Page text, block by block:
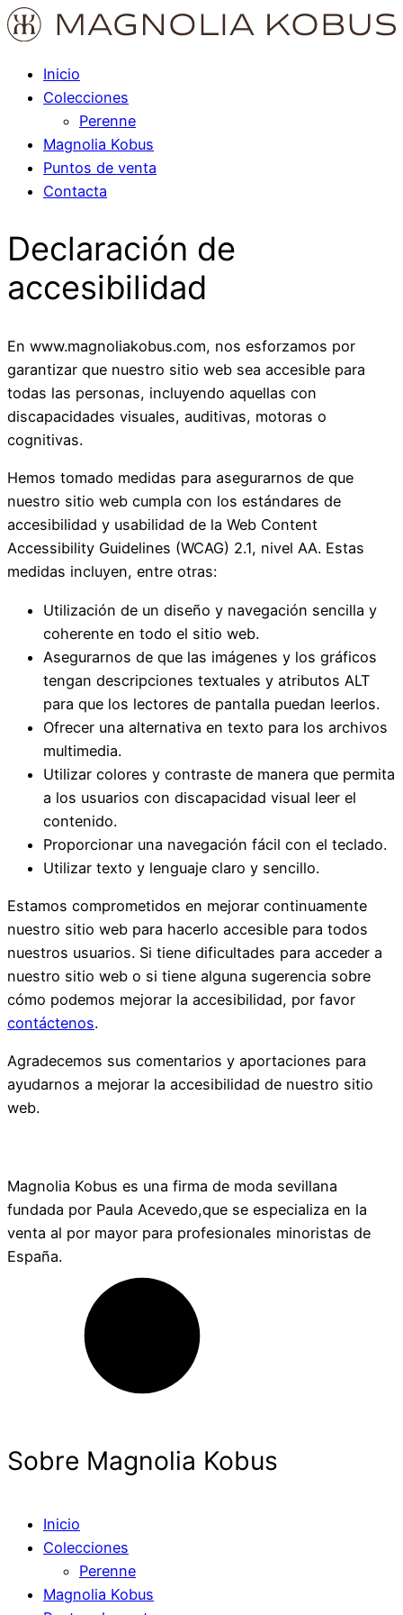
Inicio
Colecciones
Perenne
Magnolia Kobus
Puntos de venta
Contacta
Declaración de
accesibilidad
En www.magnoliakobus.com, nos esforzamos por
garantizar que nuestro sitio web sea accesible para
todas las personas, incluyendo aquellas con
discapacidades visuales, auditivas, motoras o
cognitivas.
Hemos tomado medidas para asegurarnos de que
nuestro sitio web cumpla con los estándares de
accesibilidad y usabilidad de la Web Content
Accessibility Guidelines (WCAG) 2.1, nivel AA. Estas
medidas incluyen, entre otras:
Utilización de un diseño y navegación sencilla y
coherente en todo el sitio web.
Asegurarnos de que las imágenes y los gráficos
tengan descripciones textuales y atributos ALT
para que los lectores de pantalla puedan leerlos.
Ofrecer una alternativa en texto para los archivos
multimedia.
Utilizar colores y contraste de manera que permita
a los usuarios con discapacidad visual leer el
contenido.
Proporcionar una navegación fácil con el teclado.
Utilizar texto y lenguaje claro y sencillo.
Estamos comprometidos en mejorar continuamente
nuestro sitio web para hacerlo accesible para todos
nuestros usuarios. Si tiene dificultades para acceder a
nuestro sitio web o si tiene alguna sugerencia sobre
cómo podemos mejorar la accesibilidad, por favor
contáctenos.
Agradecemos sus comentarios y aportaciones para
ayudarnos a mejorar la accesibilidad de nuestro sitio
web.
Magnolia Kobus es una firma de moda sevillana
fundada por Paula Acevedo,que se especializa en la
venta al por mayor para profesionales minoristas de
España.
Sobre Magnolia Kobus
Inicio
Colecciones
Perenne
Magnolia Kobus